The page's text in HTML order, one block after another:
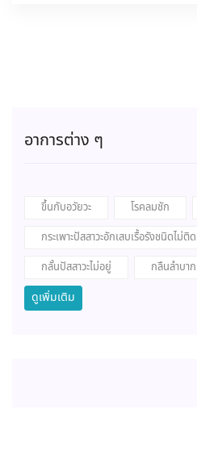
อาการต่าง ๆ
ขึ้นกับอวัยวะ โรคลมชัก
กระเพาะปัสสาวะอักเสบเรื้อรังชนิดไม่ติ
กลั้นปัสสาวะไม่อยู่
กลืนลำบาก
ดูเพิ่มเติม